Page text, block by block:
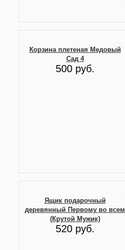
Корзина плетеная Медовый
Сад 4
500 руб.
Ящик подарочный
деревянный Первому во всем
(Крутой Мужик)
520 руб.